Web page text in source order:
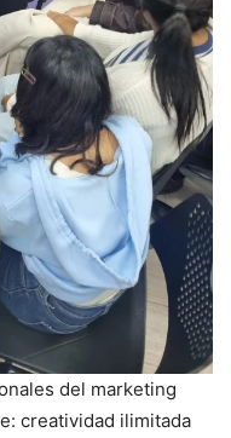
del marketing
creatividad ilimitada